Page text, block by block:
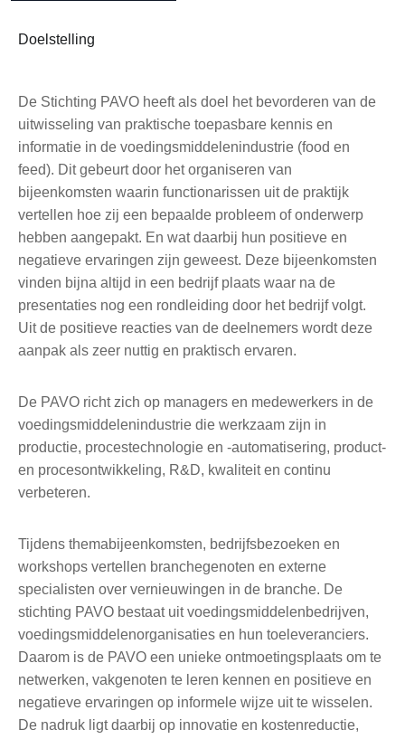
Doelstelling
De Stichting PAVO heeft als doel het bevorderen van de
uitwisseling van praktische toepasbare kennis en
informatie in de voedingsmiddelenindustrie (food en
feed). Dit gebeurt door het organiseren van
bijeenkomsten waarin functionarissen uit de praktijk
vertellen hoe zij een bepaalde probleem of onderwerp
hebben aangepakt. En wat daarbij hun positieve en
negatieve ervaringen zijn geweest. Deze bijeenkomsten
vinden bijna altijd in een bedrijf plaats waar na de
presentaties nog een rondleiding door het bedrijf volgt.
Uit de positieve reacties van de deelnemers wordt deze
aanpak als zeer nuttig en praktisch ervaren.
De PAVO richt zich op managers en medewerkers in de
voedingsmiddelenindustrie die werkzaam zijn in
productie, procestechnologie en -automatisering, product-
en procesontwikkeling, R&D, kwaliteit en continu
verbeteren.
Tijdens themabijeenkomsten, bedrijfsbezoeken en
workshops vertellen branchegenoten en externe
specialisten over vernieuwingen in de branche. De
stichting PAVO bestaat uit voedingsmiddelenbedrijven,
voedingsmiddelenorganisaties en hun toeleveranciers.
Daarom is de PAVO een unieke ontmoetingsplaats om te
netwerken, vakgenoten te leren kennen en positieve en
negatieve ervaringen op informele wijze uit te wisselen.
De nadruk ligt daarbij op innovatie en kostenreductie,